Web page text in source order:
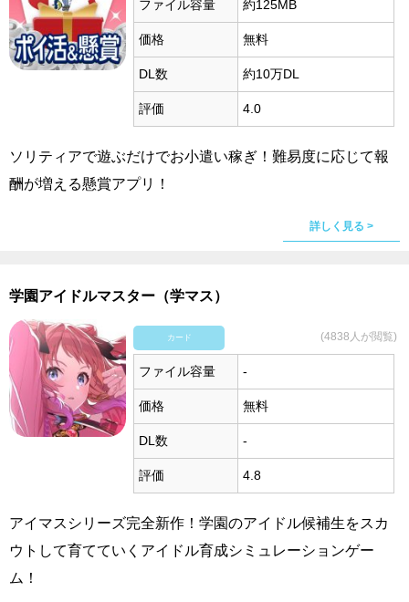
ファイル容量 約125MB
価格 無料
DL数 約10万DL
評価 4.0
ソリティアで遊ぶだけでお小遣い稼ぎ！難易度に応じて報
酬が増える懸賞アプリ！
詳しく見る >
学園アイドルマスター（学マス）
カード (4838人が閲覧)
ファイル容量 -
価格 無料
DL数 -
評価 4.8
アイマスシリーズ完全新作！学園のアイドル候補生をスカ
ウトして育てていくアイドル育成シミュレーションゲー
ム！